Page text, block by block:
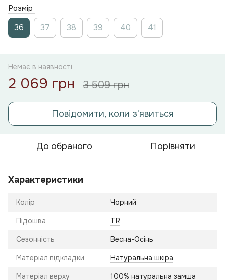
Розмір
36 37 38 39 40 41
Немає в наявності
2 069 грн 3 509 грн
Повідомити, коли з'явиться
До обраного Порівняти
Характеристики
Колір Чорний
Підошва TR
Сезонність Весна-Осінь
Матеріал підкладки Натуральна шкіра
Матеріал верху 100% натуральна замша